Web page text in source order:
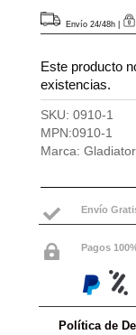
Envío 24/48h|
Este producto
existencias.
SKU: 0910-1
MPN:0910-1
Marca: Gladiator
 Envío
 Pagos
Política de